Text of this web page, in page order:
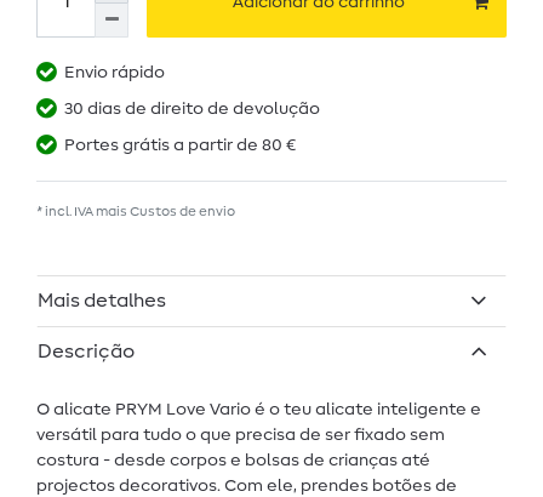
Envio rápido
30 dias de direito de devolução
Portes grátis a partir de 80 €
* incl. IVA mais Custos de envio
Mais detalhes
Descrição
O alicate PRYM Love Vario é o teu alicate inteligente e
versátil para tudo o que precisa de ser fixado sem
costura - desde corpos e bolsas de crianças até
projectos decorativos. Com ele, prendes botões de